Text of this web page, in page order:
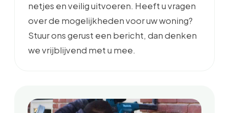
netjes en veilig uitvoeren. Heeft u vragen
over de mogelijkheden voor uw woning?
Stuur ons gerust een bericht, dan denken
we vrijblijvend met u mee.